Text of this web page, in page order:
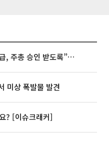
김정관 장관 “반도체 성과급, 주총 승인 받도록”…상법·자본시장법 개정 시사
미상 폭발물 발견
? [이슈크래커]